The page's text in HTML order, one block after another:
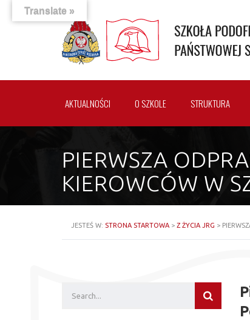
AKTUALNOŚCI O SZKOLE STRUKTURA
PIERWSZA
KIEROWCÓW W
JESTEŚ W: STRONA STARTOWA > Z ŻYCIA JRG >
Translate »